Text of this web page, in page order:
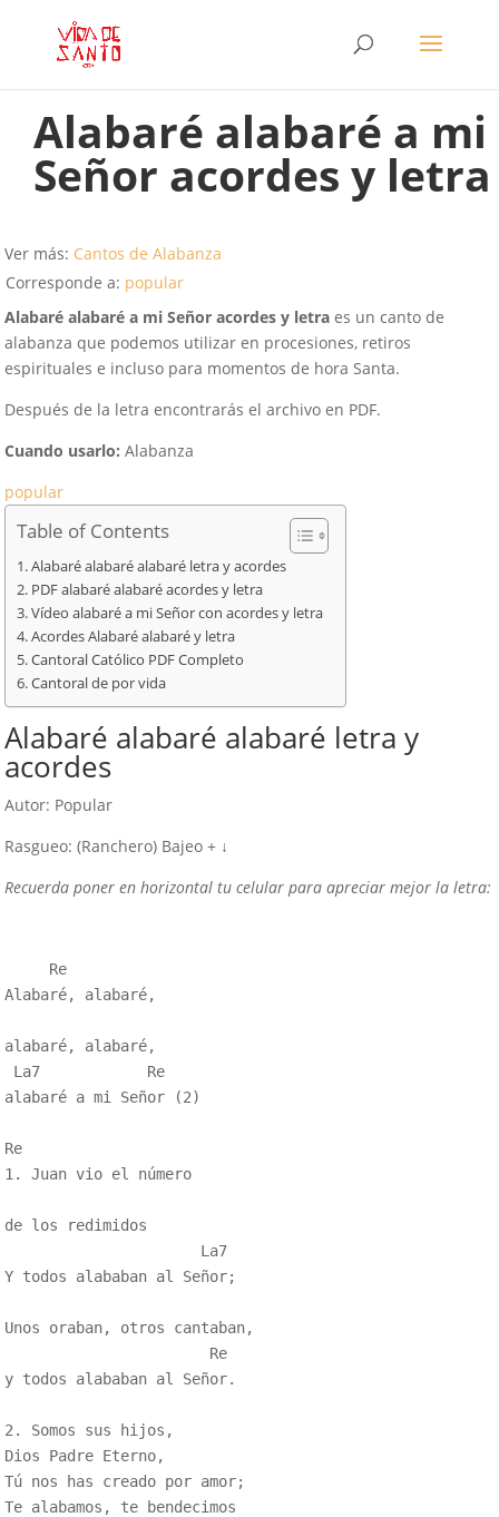
Alabaré alabaré a mi
Señor acordes y letra
Ver más: Cantos de Alabanza
Corresponde a: popular
Alabaré alabaré a mi Señor acordes y letra es un canto de
alabanza que podemos utilizar en procesiones, retiros
espirituales e incluso para momentos de hora Santa.
Después de la letra encontrarás el archivo en PDF.
Cuando usarlo: Alabanza
popular
Table of Contents
Alabaré alabaré alabaré letra y acordes
PDF alabaré alabaré acordes y letra
Vídeo alabaré a mi Señor con acordes y letra
Acordes Alabaré alabaré y letra
Cantoral Católico PDF Completo
Cantoral de por vida
Alabaré alabaré alabaré letra y
acordes
Autor: Popular
Rasgueo: (Ranchero) Bajeo + ↓
Recuerda poner en horizontal tu celular para apreciar mejor la letra:
     Re
Alabaré, alabaré,
alabaré, alabaré,
La7            Re
alabaré a mi Señor (2)
Re
1. Juan vio el número
de los redimidos
                      La7
Y todos alababan al Señor;
Unos oraban, otros cantaban,
                       Re
y todos alababan al Señor.
2. Somos sus hijos,
Dios Padre Eterno,
Tú nos has creado por amor;
Te alabamos, te bendecimos